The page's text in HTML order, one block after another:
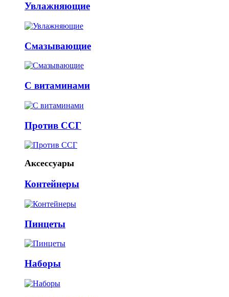
Увлажняющие
Смазывающие
С витаминами
Против ССГ
Аксессуары
Контейнеры
Пинцеты
Наборы